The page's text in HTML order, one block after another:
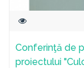
Conferinţă de
proiectului